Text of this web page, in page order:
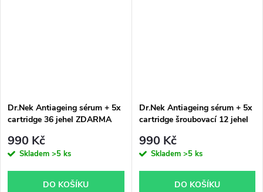
Dr.Nek Antiageing sérum + 5x
cartridge 36 jehel ZDARMA
990 Kč
Skladem >5 ks
DO KOŠÍKU
Dr.Nek Antiageing sérum + 5x
cartridge šroubovací 12 jehel
990 Kč
Skladem >5 ks
DO KOŠÍKU